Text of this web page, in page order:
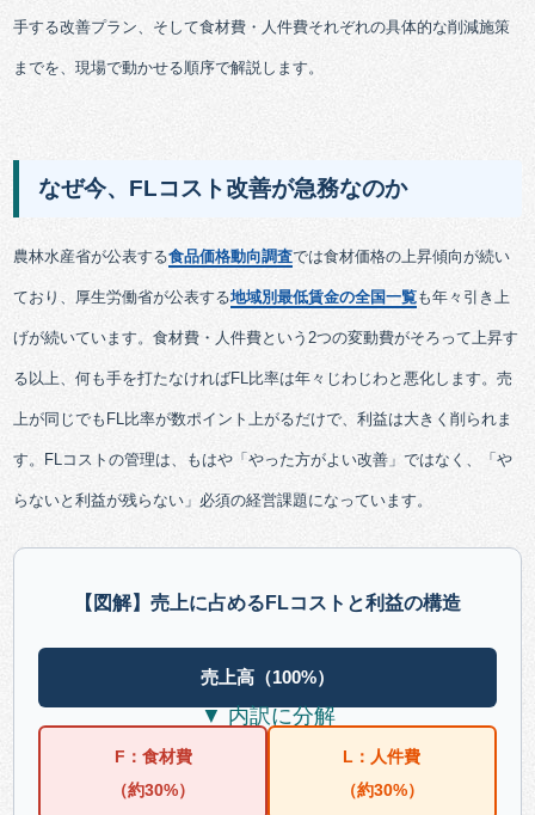
手する改善プラン、そして食材費・人件費それぞれの具体的な削減施策
までを、現場で動かせる順序で解説します。
なぜ今、FLコスト改善が急務なのか
農林水産省が公表する食品価格動向調査では食材価格の上昇傾向が続い
ており、厚生労働省が公表する地域別最低賃金の全国一覧も年々引き上
げが続いています。食材費・人件費という2つの変動費がそろって上昇す
る以上、何も手を打たなければFL比率は年々じわじわと悪化します。売
上が同じでもFL比率が数ポイント上がるだけで、利益は大きく削られま
す。FLコストの管理は、もはや「やった方がよい改善」ではなく、「や
らないと利益が残らない」必須の経営課題になっています。
【図解】売上に占めるFLコストと利益の構造
売上高（100%）
▼ 内訳に分解
F：食材費
（約30%）
L：人件費
（約30%）